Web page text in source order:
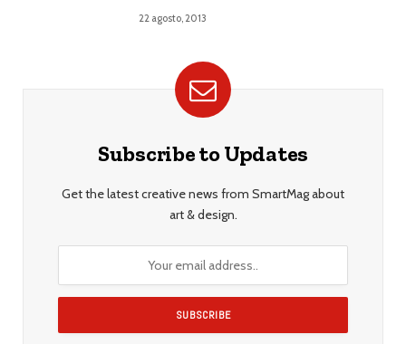
22 agosto, 2013
Subscribe to Updates
Get the latest creative news from SmartMag about
art & design.